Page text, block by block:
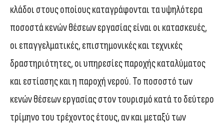
κλάδοι στους οποίους καταγράφονται τα υψηλότερα
ποσοστά κενών θέσεων εργασίας είναι οι κατασκευές,
οι επαγγελματικές, επιστημονικές και τεχνικές
δραστηριότητες, οι υπηρεσίες παροχής καταλύματος
και εστίασης και η παροχή νερού. Το ποσοστό των
κενών θέσεων εργασίας στον τουρισμό κατά το δεύτερο
τρίμηνο του τρέχοντος έτους, αν και μεταξύ των